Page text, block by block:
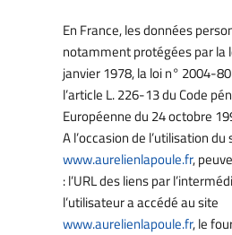
En France, les données
notamment protégées par la
janvier 1978, la loi n° 2004-
l’article L. 226-13 du Code
Européenne du 24 octobre
A l’occasion de l’utilisation du
www.aurelienlapoule.fr,
: l’URL des liens par
l’utilisateur a accédé au site
www.aurelienlapoule.fr, le